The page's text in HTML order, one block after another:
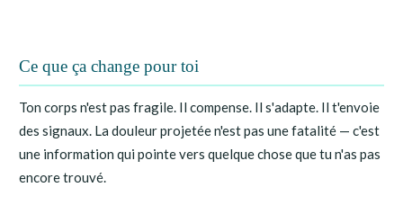
Ce que ça change pour toi
Ton corps n'est pas fragile. Il compense. Il s'adapte. Il t'envoie
des signaux. La douleur projetée n'est pas une fatalité — c'est
une information qui pointe vers quelque chose que tu n'as pas
encore trouvé.